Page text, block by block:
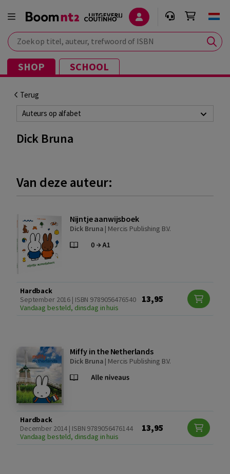
Zoek op titel, auteur, trefwoord of ISBN
SHOP SCHOOL
Terug
Auteurs op alfabet
Dick Bruna
Van deze auteur:
Nijntje aanwijsboek
Dick Bruna | Mercis Publishing B.V.
Hardback
September 2016 | ISBN 9789056476540
Vandaag besteld, dinsdag in huis
13,95
Miffy in the Netherlands
Dick Bruna | Mercis Publishing B.V.
Hardback
December 2014 | ISBN 9789056476144
Vandaag besteld, dinsdag in huis
13,95